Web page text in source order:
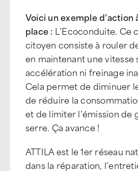
Voici un exemple d’action
place : L’Ecoconduite.
citoyen consiste à rouler
en maintenant une vitesse
accélération ni freinage
Cela permet de diminuer
de réduire la
et de limiter l’émission de
serre. Ça avance !
ATTILA est le 1er réseau
dans la réparation,